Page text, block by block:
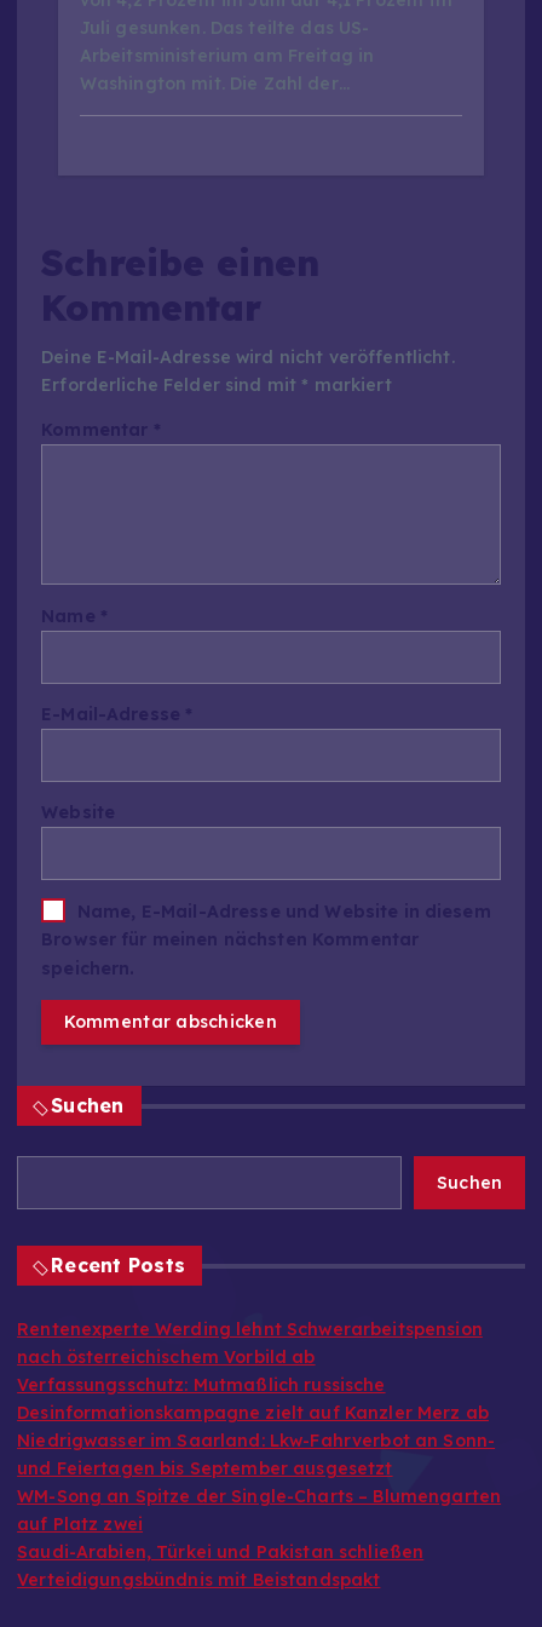
Juli gesunken. Das teilte das US-
Arbeitsministerium am Freitag in
Washington mit. Die Zahl der…
Deine E-Mail-Adresse wird nicht veröffentlicht.
Erforderliche Felder sind mit * markiert
Suchen
Suchen
Recent Posts
Rentenexperte Werding lehnt Schwerarbeitspension
nach österreichischem Vorbild ab
Verfassungsschutz: Mutmaßlich russische
Desinformationskampagne zielt auf Kanzler Merz ab
Niedrigwasser im Saarland: Lkw-Fahrverbot an Sonn-
und Feiertagen bis September ausgesetzt
WM-Song an Spitze der Single-Charts – Blumengarten
auf Platz zwei
Saudi-Arabien, Türkei und Pakistan schließen
Verteidigungsbündnis mit Beistandspakt